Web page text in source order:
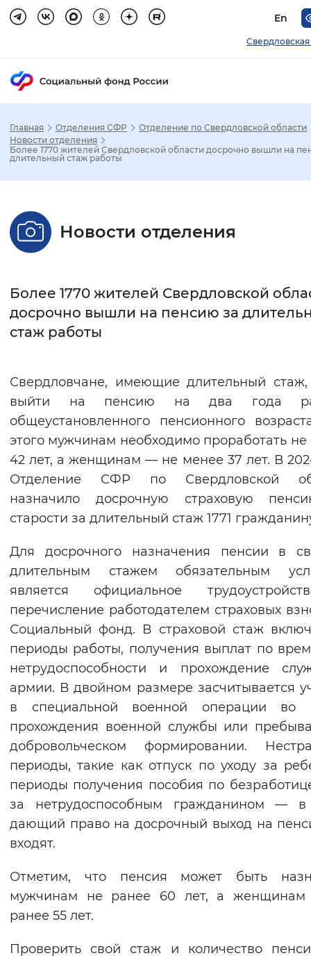
En
Свердловская
Стандартный Увеличенный
Без засечек С засечками
Цвет сайта
Монохромный Инверсивный
Синий фон
Изображения
Включены Выключены
Звуковой ассистент
Воспроизвести Остановить
Вернуть стандартные настройки
Главная Отделения СФР
Отделение по Свердловской области
Новости отделения
Более 1770 жителей Свердловской области досрочно вышли на
длительный стаж работы
Новости отделения
Более 1770 жителей Свердловской
досрочно вышли на пенсию за
стаж работы
Свердловчане, имеющие длительный стаж,
выйти на пенсию на два года
общеустановленного пенсионного
этого мужчинам необходимо проработать
42 лет, а женщинам — не менее 37 лет. В
Отделение СФР по Свердловской
назначило досрочную страховую
старости за длительный стаж 1771
Для досрочного назначения пенсии в
длительным стажем обязательным
является официальное
перечисление работодателем страховых
Социальный фонд. В страховой стаж
периоды работы, получения выплат по
нетрудоспособности и прохождение
армии. В двойном размере засчитывается
в специальной военной операции во
прохождения военной службы или
добровольческом формировании.
периоды, такие как отпуск по уходу за
периоды получения пособия по
за нетрудоспособным гражданином — в
дающий право на досрочный выход на
входят.
Отметим, что пенсия может быть
мужчинам не ранее 60 лет, а
ранее 55 лет.
Проверить свой стаж и количество